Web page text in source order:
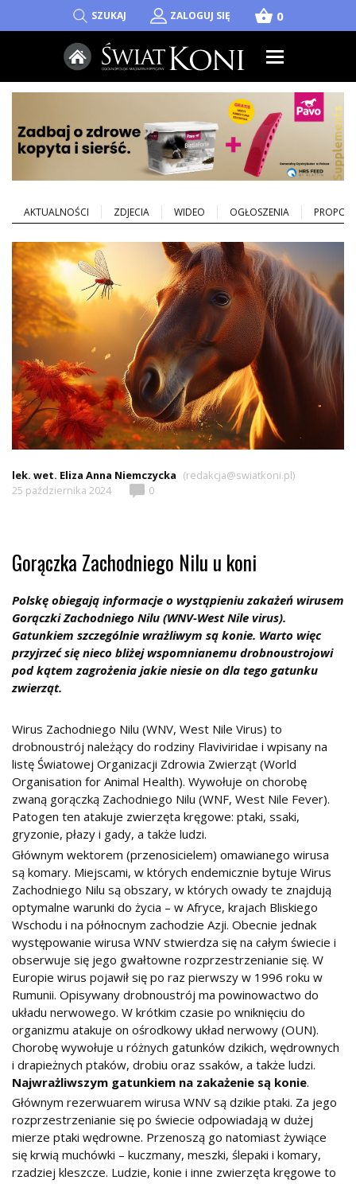
SZUKAJ ZALOGUJ SIĘ shopping_basket 0
AKTUALNOŚCI ZDJECIA WIDEO OGŁOSZENIA
lek. wet. Eliza Anna Niemczycka (redakcja@swiatkoni.pl)
25 października 2024
0
Gorączka Zachodniego Nilu u koni
Polskę obiegają informacje o wystąpieniu zakażeń wirusem
Gorączki Zachodniego Nilu (WNV-West Nile virus).
Gatunkiem szczególnie wrażliwym są konie. Warto więc
przyjrzeć się nieco bliżej wspomnianemu drobnoustrojowi
pod kątem zagrożenia jakie niesie on dla tego gatunku
zwierząt.
Wirus Zachodniego Nilu (WNV, West Nile Virus) to
drobnoustrój należący do rodziny Flaviviridae i wpisany na
listę Światowej Organizacji Zdrowia Zwierząt (World
Organisation for Animal Health). Wywołuje on chorobę
zwaną gorączką Zachodniego Nilu (WNF, West Nile Fever).
Patogen ten atakuje zwierzęta kręgowe: ptaki, ssaki,
gryzonie, płazy i gady, a także ludzi.
Głównym wektorem (przenosicielem) omawianego wirusa
są komary. Miejscami, w których endemicznie bytuje Wirus
Zachodniego Nilu są obszary, w których owady te znajdują
optymalne warunki do życia – w Afryce, krajach Bliskiego
Wschodu i na północnym zachodzie Azji. Obecnie jednak
występowanie wirusa WNV stwierdza się na całym świecie i
obserwuje się jego gwałtowne rozprzestrzenianie się. W
Europie wirus pojawił się po raz pierwszy w 1996 roku w
Rumunii. Opisywany drobnoustrój ma powinowactwo do
układu nerwowego. W krótkim czasie po wniknięciu do
organizmu atakuje on ośrodkowy układ nerwowy (OUN).
Chorobę wywołuje u różnych gatunków dzikich, wędrownych
i drapieżnych ptaków, drobiu oraz ssaków, a także ludzi.
Najwrażliwszym gatunkiem na zakażenie są konie.
Głównym rezerwuarem wirusa WNV są dzikie ptaki. Za jego
rozprzestrzenianie się po świecie odpowiadają w dużej
mierze ptaki wędrowne. Przenoszą go natomiast żywiące
się krwią muchówki – kuczmany, meszki, ślepaki i komary,
rzadziej kleszcze. Ludzie, konie i inne zwierzęta kręgowe to